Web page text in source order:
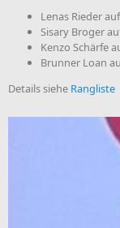
Lenas Rieder
Sisary Broger
Kenzo Schärfe
Brunner Loan
Details siehe Rangliste